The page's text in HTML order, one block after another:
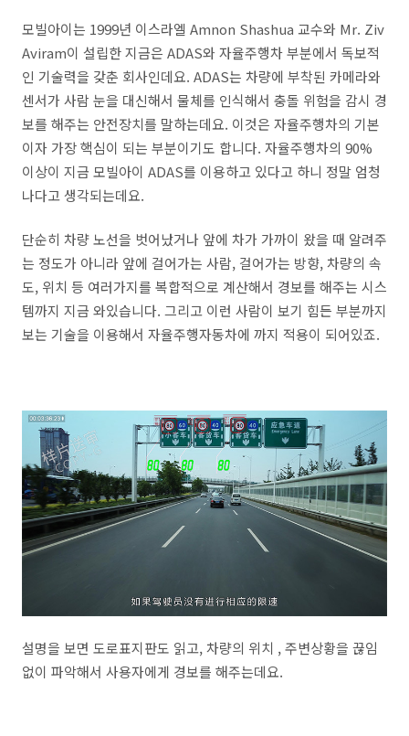
모빌아이는 1999년 이스라엘 Amnon Shashua 교수와 Mr. Ziv
Aviram이 설립한 지금은 ADAS와 자율주행차 부분에서 독보적
인 기술력을 갖춘 회사인데요. ADAS는 차량에 부착된 카메라와
센서가 사람 눈을 대신해서 물체를 인식해서 충돌 위험을 감시 경
보를 해주는 안전장치를 말하는데요. 이것은 자율주행차의 기본
이자 가장 핵심이 되는 부분이기도 합니다. 자율주행차의 90%
이상이 지금 모빌아이 ADAS를 이용하고 있다고 하니 정말 엄청
나다고 생각되는데요.
단순히 차량 노선을 벗어났거나 앞에 차가 가까이 왔을 때 알려주
는 정도가 아니라 앞에 걸어가는 사람, 걸어가는 방향, 차량의 속
도, 위치 등 여러가지를 복합적으로 계산해서 경보를 해주는 시스
템까지 지금 와있습니다. 그리고 이런 사람이 보기 힘든 부분까지
보는 기술을 이용해서 자율주행자동차에 까지 적용이 되어있죠.
설명을 보면 도로표지판도 읽고, 차량의 위치 , 주변상황을 끊임
없이 파악해서 사용자에게 경보를 해주는데요.